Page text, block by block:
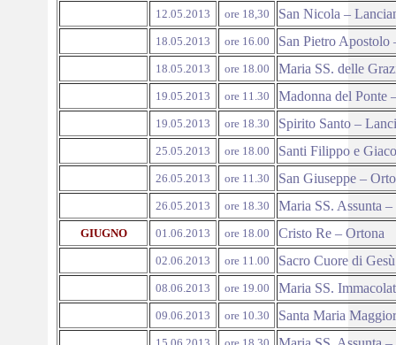
12.05.2013 ore 18,30 San Nicola –
18.05.2013 ore 16.00 San Pietro Apostolo
18.05.2013 ore 18.00 Maria SS. delle
19.05.2013 ore 11.30 Madonna del Ponte
19.05.2013 ore 18.30 Spirito Santo –
25.05.2013 ore 18.00 Santi Filippo e
26.05.2013 ore 11.30 San Giuseppe –
26.05.2013 ore 18.30 Maria SS. Assunta
GIUGNO 01.06.2013 ore 18.00 Cristo Re – Ortona
02.06.2013 ore 11.00 Sacro Cuore di
08.06.2013 ore 19.00 Maria SS.
09.06.2013 ore 10.30 Santa Maria